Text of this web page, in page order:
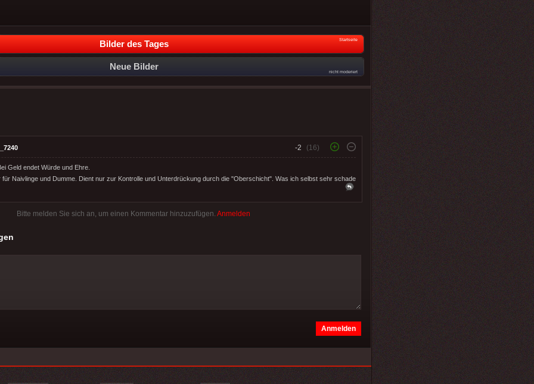
Bilder des Tages Startseite
Neue Bilder
nicht moderiert
-2 (16)
Geld endet Würde und Ehre.
für Naivlinge und Dumme. Dient nur zur Kontrolle und Unterdrückung durch die "Oberschicht". Was ich selbst sehr schade
Bitte melden Sie sich an, um einen Kommentar hinzuzufügen. Anmelden